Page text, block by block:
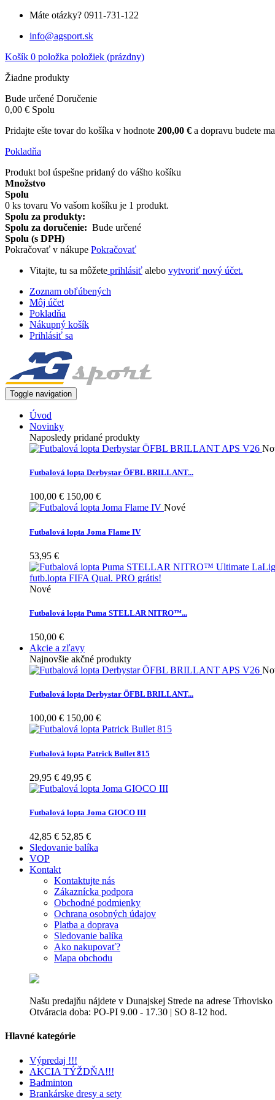
Máte otázky? 0911-731-122
info@agsport.sk
Košík 0 položka položiek (prázdny)
Žiadne produkty
Bude určené Doručenie
0,00 € Spolu
Pridajte ešte tovar do košíka v hodnote 200,00 € a dopravu budete
Pokladňa
Produkt bol úspešne pridaný do vášho košíku
Množstvo
Spolu
0 ks tovaru Vo vašom košíku je 1 produkt.
Spolu za produkty:
Spolu za doručenie: Bude určené
Spolu (s DPH)
Pokračovať v nákupe Pokračovať
Vitajte, tu sa môžete prihlásiť alebo vytvoriť nový účet.
Zoznam obľúbených
Môj účet
Pokladňa
Nákupný košík
Prihlásiť sa
Toggle navigation
Úvod
Novinky
Naposledy pridané produkty
Futbalová lopta Derbystar ÖFBL BRILLANT...
100,00 € 150,00 €
Nové
Futbalová lopta Joma Flame IV
53,95 €
Nové
Futbalová lopta Puma STELLAR NITRO™...
150,00 €
Akcie a zľavy
Najnovšie akčné produkty
Futbalová lopta Derbystar ÖFBL BRILLANT...
100,00 € 150,00 €
Futbalová lopta Patrick Bullet 815
29,95 € 49,95 €
Futbalová lopta Joma GIOCO III
42,85 € 52,85 €
Sledovanie balíka
VOP
Kontakt
Kontaktujte nás
Zákaznícka podpora
Obchodné podmienky
Ochrana osobných údajov
Platba a doprava
Sledovanie balíka
Ako nakupovať?
Mapa obchodu
Našu predajňu nájdete v Dunajskej Strede na adrese Trhovisko
Otváracia doba: PO-PI 9.00 - 17.30 | SO 8-12 hod.
Hlavné kategórie
Výpredaj !!!
AKCIA TÝŽDŇA!!!
Badminton
Brankárske dresy a sety